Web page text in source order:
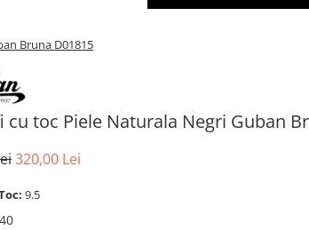
Bruna D01815
cu toc Piele Naturala Negri Guban
320,00 Lei
9.5
40